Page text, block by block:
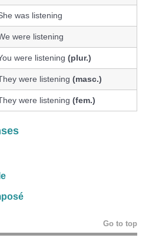
was listening
were listening
were listening (plur.)
were listening (masc.)
were listening (fem.)
Go to top